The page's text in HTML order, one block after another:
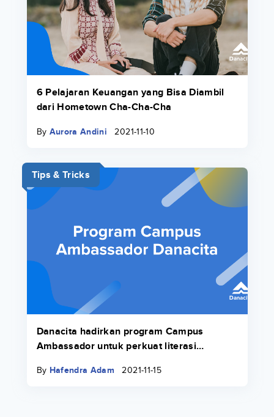
6 Pelajaran Keuangan yang Bisa Diambil
dari Hometown Cha-Cha-Cha
By Aurora Andini 2021-11-10
Tips & Tricks
Danacita hadirkan program Campus
Ambassador untuk perkuat literasi
By Hafendra Adam 2021-11-15